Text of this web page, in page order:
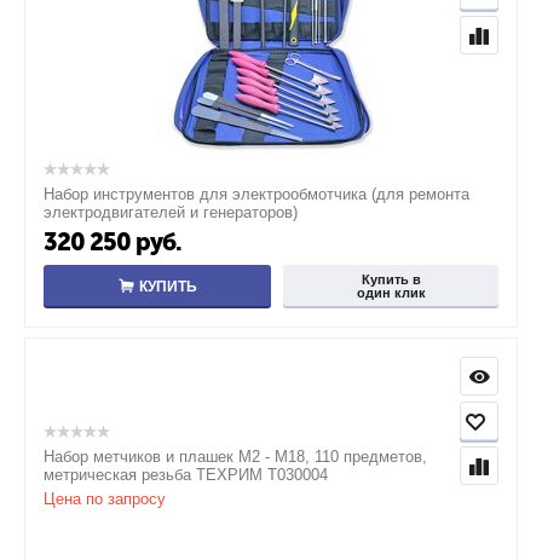
Набор инструментов для электрообмотчика (для ремонта
электродвигателей и генераторов)
320 250 руб.
КУПИТЬ
Купить в
один клик
Набор метчиков и плашек М2 - М18, 110 предметов,
метрическая резьба ТЕХРИМ T030004
Цена по запросу